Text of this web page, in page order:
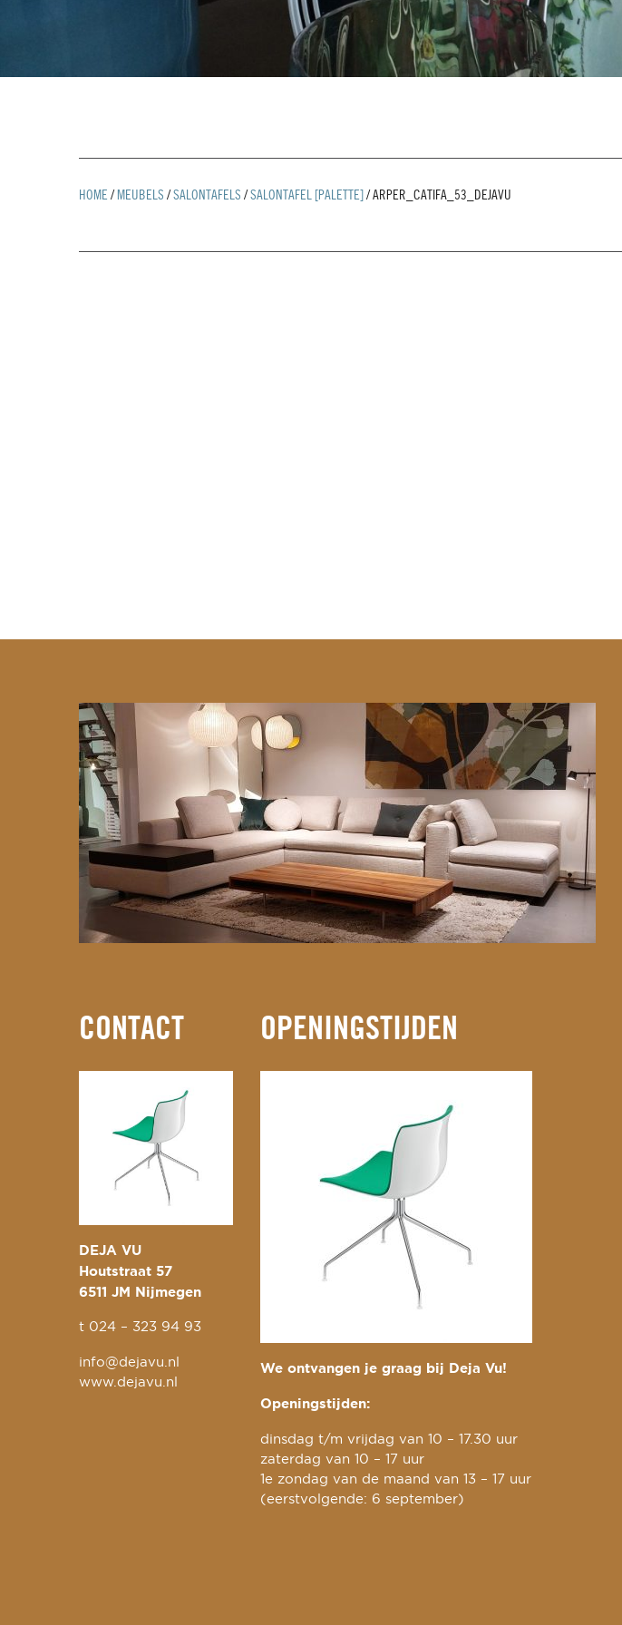
HOME / MEUBELS / SALONTAFELS / SALONTAFEL [PALETTE] / ARPER_CATIFA_53_DEJAVU
CONTACT
DEJA VU
Houtstraat 57
6511 JM Nijmegen
t 024 – 323 94 93
info@dejavu.nl
www.dejavu.nl
OPENINGSTIJDEN
We ontvangen je graag bij Deja Vu!
Openingstijden:
dinsdag t/m vrijdag van 10 – 17.30 uur
zaterdag van 10 – 17 uur
1e zondag van de maand van 13 – 17 uur
(eerstvolgende: 6 september)